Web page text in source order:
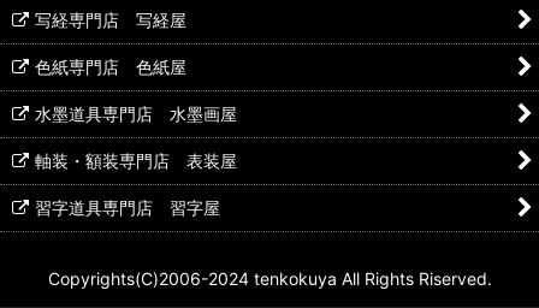
写経専門店 写経屋
色紙専門店 色紙屋
水墨道具専門店 水墨画屋
軸装・額装専門店 表装屋
習字道具専門店 習字屋
Copyrights(C)2006-2024 tenkokuya All Rights Riserved.